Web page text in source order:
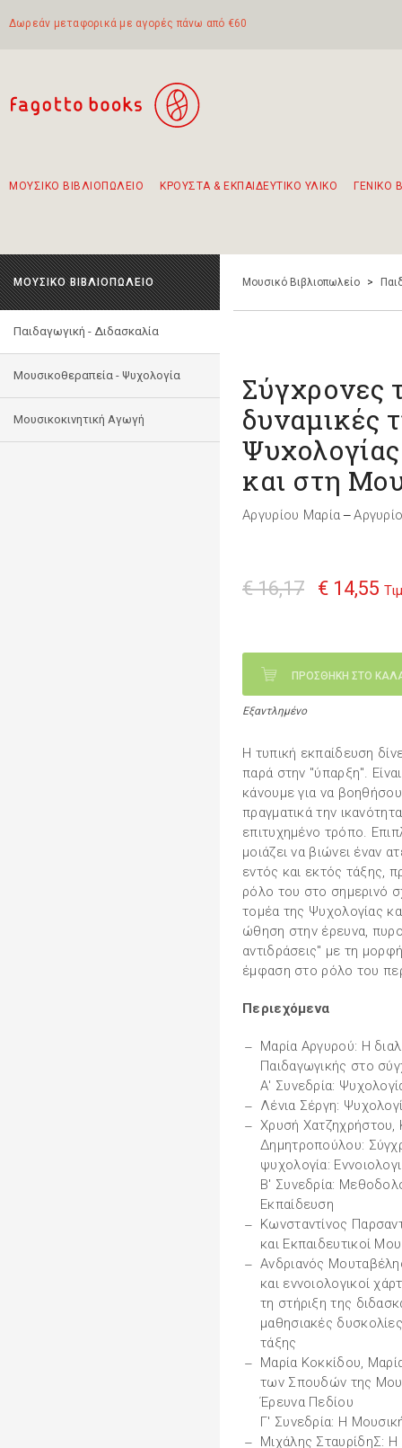
Δωρεάν μεταφορικά με αγορές πάνω από €60
ΜΟΥΣΙΚΟ ΒΙΒΛΙΟΠΩΛΕΙΟ ΚΡΟΥΣΤΑ & ΕΚΠΑΙΔΕΥΤΙΚΟ ΥΛΙΚΟ ΓΕΝΙΚΟ
ΜΟΥΣΙΚΟ ΒΙΒΛΙΟΠΩΛΕΙΟ
Παιδαγωγική - Διδασκαλία
Μουσικοθεραπεία - Ψυχολογία
Μουσικοκινητική Αγωγή
Μουσικό Βιβλιοπωλείο >
Σύγχρονες
δυναμικές
και στη
Αργυρίου Μαρία —
€ 16,17 € 14,55
ΠΡΟΣΘΗΚΗ ΣΤΟ
Εξαντλημένο
Η τυπική εκπαίδευση
παρά στην "ύπαρξη".
κάνουμε για να
πραγματικά την
επιτυχημένο τρόπο.
μοιάζει να βιώνει έναν
εντός και εκτός τάξης,
ρόλο του στο σημερινό
τομέα της Ψυχολογίας
ώθηση στην έρευνα,
αντιδράσεις" με τη
έμφαση στο ρόλο του
Περιεχόμενα
Μαρία Αργυρού: Η
Παιδαγωγικής στο
Α' Συνεδρία:
Λένια Σέργη:
Χρυσή Χατζηχρήστου,
Δημητροπούλου:
ψυχολογία:
Β' Συνεδρία:
Εκπαίδευση
Κωνσταντίνος
και Εκπαιδευτικοί
Ανδριανός
και εννοιολογικοί
τη στήριξη της
μαθησιακές
τάξης
Μαρία Κοκκίδου,
των Σπουδών της
Έρευνα Πεδίου
Γ' Συνεδρία: Η
Μιχάλης ΣταυρίδηΣ: